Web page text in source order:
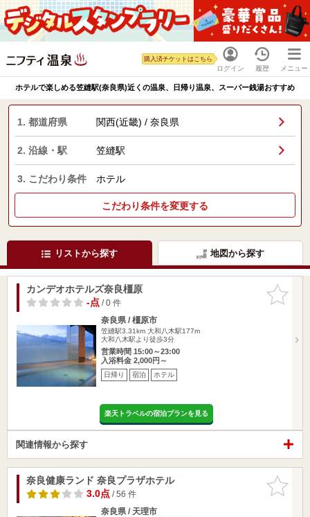
ログイン
購入済チケットはこちら
履歴 メニュー
ホテルで楽しめる笠縫駅(奈良県)近くの温泉、日帰り温泉、スーパー銭湯おすすめ
1. 都道府県 関西(近畿) / 奈良県
2. 沿線・駅 笠縫駅
3. こだわり条件 ホテル
こだわり条件を変更する
リストから探す 地図から探す
お気に入
りに追加
カンデオホテルズ奈良橿原
-点/ 0 件
奈良県 / 橿原市
笠縫駅3.31km 大和八木駅177m
大和八木駅より徒歩3分
営業時間 15:00～23:00
入浴料金 2,000円～
日帰り 宿泊 ホテル
楽天トラベルの宿泊プランを見る
関連情報から探す
お気に入
りに追加
奈良健康ランド 奈良プラザホテル
3.0点/ 56 件
奈良県 / 天理市